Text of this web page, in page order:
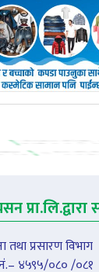
प्रा.लि.द्वारा
तथा प्रसारण विभाग
नं.– ४५९५/०८० /०८१